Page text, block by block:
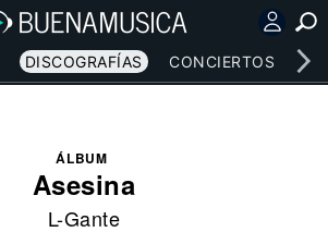
DISCOGRAFÍAS CONCIERTOS
ÁLBUM
Asesina
L-Gante